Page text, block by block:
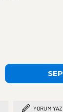
YORUM YAZ